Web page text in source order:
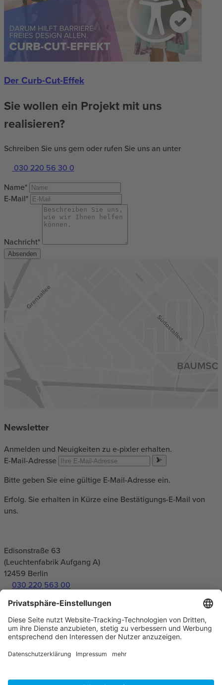
Der Curb-Cut-Effek
Sie wollen ein Projekt mit uns
realisieren?
Schreiben Sie uns gern oder rufen Sie uns an unter
030 220 56 30 0
Name*
E-Mail*
Nachricht*
Absenden
Newsletter
Anmelden und Neuigkeiten zu e-pixler erhalten.
E-Mail-Adresse
Bitte geben Sie eine gültige E-Mail-Adresse ein.
Erfolg. Sie erhalten in Kürze eine Bestätigungs-E-Mail von
uns.
Edisonstraße 63
(Leuchtenfabrik Aufgang A)
12459 Berlin
030 220 563 00
info(at)e-pixler.com